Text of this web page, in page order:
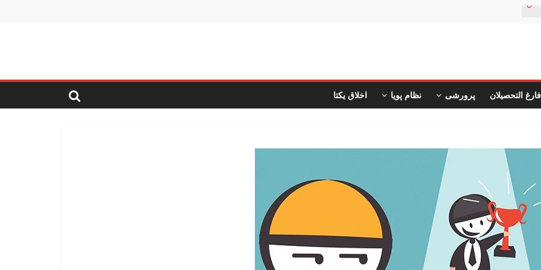
فارغ التحصیلان پرورشی نظام پویا اخلاق یکتا